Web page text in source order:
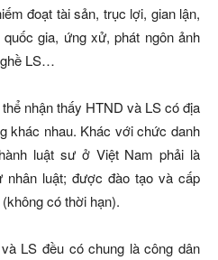
đoạt tài sản, trục lợi, gian lận,
gia, ứng xử, phát ngôn ảnh
LS…
nhận thấy HTND và LS có địa
khác nhau. Khác với chức danh
luật sư ở Việt Nam phải là
nhân luật; được đào tạo và cấp
có thời hạn).
LS đều có chung là công dân